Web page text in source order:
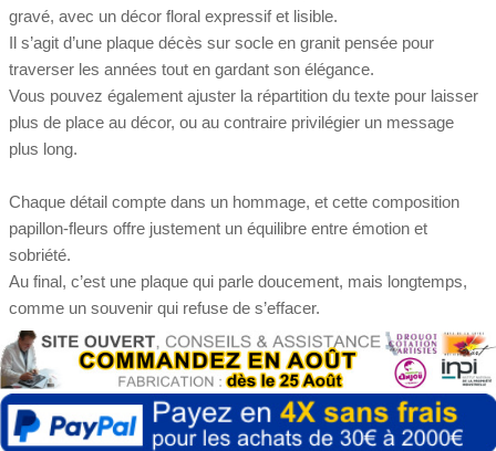
gravé, avec un décor floral expressif et lisible.
Il s’agit d’une plaque décès sur socle en granit pensée pour
traverser les années tout en gardant son élégance.
Vous pouvez également ajuster la répartition du texte pour laisser
plus de place au décor, ou au contraire privilégier un message
plus long.
Chaque détail compte dans un hommage, et cette composition
papillon-fleurs offre justement un équilibre entre émotion et
sobriété.
Au final, c’est une plaque qui parle doucement, mais longtemps,
comme un souvenir qui refuse de s’effacer.